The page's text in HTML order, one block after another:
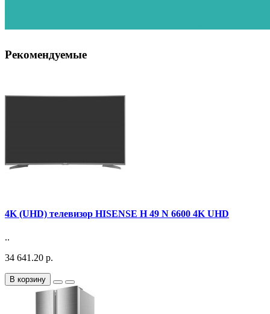
Рекомендуемые
4K (UHD) телевизор HISENSE H 49 N 6600 4K UHD
..
34 641.20 р.
В корзину